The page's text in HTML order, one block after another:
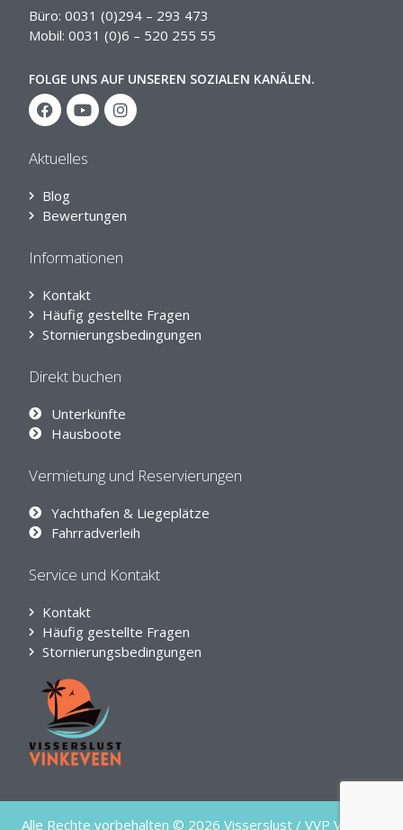
Büro: 0031 (0)294 – 293 473
Mobil: 0031 (0)6 – 520 255 55
FOLGE UNS AUF UNSEREN SOZIALEN KANÄLEN.
Aktuelles
Blog
Bewertungen
Informationen
Kontakt
Häufig gestellte Fragen
Stornierungsbedingungen
Direkt buchen
Unterkünfte
Hausboote
Vermietung und Reservierungen
Yachthafen & Liegeplätze
Fahrradverleih
Service und Kontakt
Kontakt
Häufig gestellte Fragen
Stornierungsbedingungen
Alle Rechte vorbehalten © 2026 Visserslust / VVP Verhuur